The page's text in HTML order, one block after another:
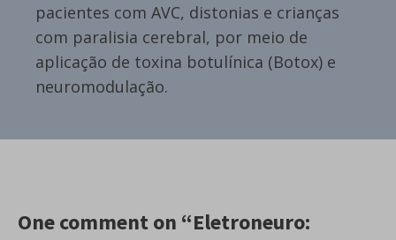
pacientes com AVC, distonias e crianças
com paralisia cerebral, por meio de
aplicação de toxina botulínica (Botox) e
neuromodulação.
One comment on “Eletroneuro: